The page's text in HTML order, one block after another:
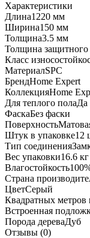
градиент
Характеристики
Длина1220 мм
Ширина150 мм
Толщина3.5 мм
Толщина защитного
Класс
МатериалSPC
БрендHome Expert
КоллекцияHome
Для теплого полаДа
ФаскаБез фаски
Поверхность
Штук в упаковке12
Тип соединения
Вес упаковки16.6 кг
Влагостойкость
Страна
ЦветСерый
Квадратных метров
Встроенная
Порода дереваДуб
Отзывы (0)